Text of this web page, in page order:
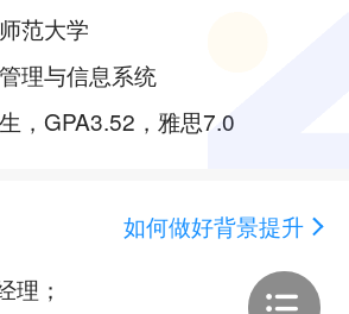
范大学
理与信息系统
，GPA3.52，雅思7.0
如何做好背景提升
理；